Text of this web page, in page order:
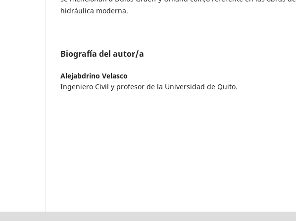
hidráulica moderna.
Biografía del autor/a
Alejabdrino Velasco
Ingeniero Civil y profesor de la Universidad de Quito.